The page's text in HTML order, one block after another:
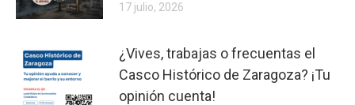
17 julio, 2026
¿Vives, trabajas o frecuentas el
Casco Histórico de Zaragoza? ¡Tu
opinión cuenta!